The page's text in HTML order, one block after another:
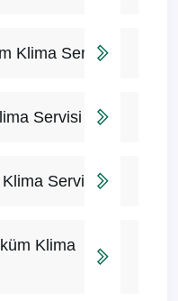
Klima Servisi
Servisi
Servisi
Klima